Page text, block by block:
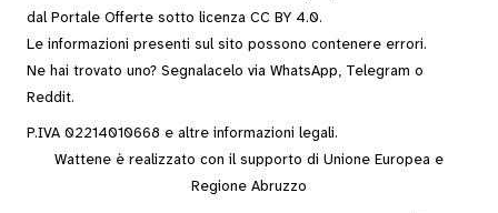
dal Portale Offerte sotto licenza CC BY 4.0.
Le informazioni presenti sul sito possono contenere errori.
Ne hai trovato uno? Segnalacelo via WhatsApp, Telegram o
Reddit.
P.IVA 02214010668 e altre informazioni legali.
Wattene è realizzato con il supporto di Unione Europea e
Regione Abruzzo